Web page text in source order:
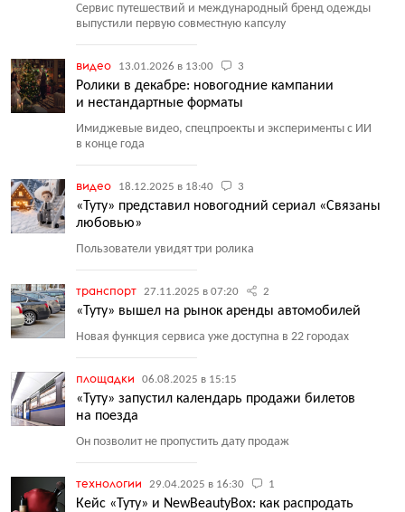
Сервис путешествий и международный бренд одежды
выпустили первую совместную капсулу
видео 13.01.2026 в 13:00 3
Ролики в декабре: новогодние кампании
и нестандартные форматы
Имиджевые видео, спецпроекты и эксперименты с ИИ
в конце года
видео 18.12.2025 в 18:40 3
«Туту» представил новогодний сериал «Связаны
любовью»
Пользователи увидят три ролика
транспорт 27.11.2025 в 07:20 2
«Туту» вышел на рынок аренды автомобилей
Новая функция сервиса уже доступна в 22 городах
площадки 06.08.2025 в 15:15
«Туту» запустил календарь продажи билетов
на поезда
Он позволит не пропустить дату продаж
технологии 29.04.2025 в 16:30 1
Кейс «Туту» и NewBeautyBox: как распродать